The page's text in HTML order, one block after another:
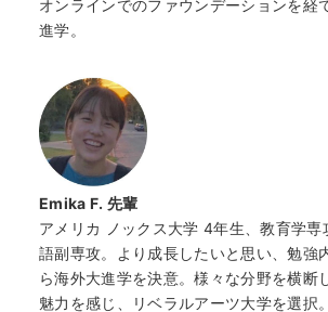
オンラインでのファウンデーションを経
進学。
Emika F. 先輩
アメリカ ノックス大学 4年生、教育学専
語副専攻。より成長したいと思い、勉強
ら海外大進学を決意。様々な分野を横断
魅力を感じ、リベラルアーツ大学を選択。